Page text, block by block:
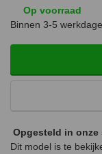
Op voorraad
Binnen 3-5
Opgesteld in onze
Dit model is te